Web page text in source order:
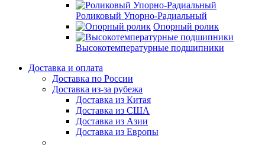
Роликовый Упорно-Радиальный
Опорный ролик
Высокотемпературные подшипники
Доставка и оплата
Доставка по России
Доставка из-за рубежа
Доставка из Китая
Доставка из США
Доставка из Азии
Доставка из Европы